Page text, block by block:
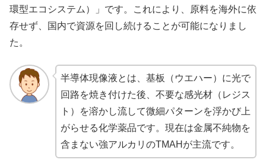
環型エコシステム）」です。これにより、原料を海外に依
存せず、国内で資源を回し続けることが可能になりまし
た。
半導体現像液とは、基板（ウエハー）に光で
回路を焼き付けた後、不要な感光材（レジス
ト）を溶かし流して微細パターンを浮かび上
がらせる化学薬品です。現在は金属不純物を
含まない強アルカリのTMAHが主流です。